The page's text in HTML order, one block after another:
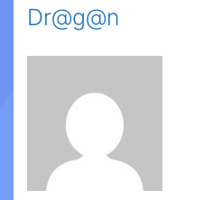
Dr@g@n